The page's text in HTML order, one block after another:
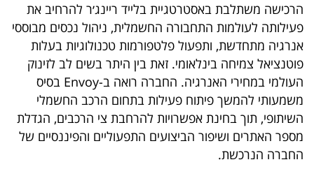
דרושים
ניוזלטרים
מייל
אדום
הרכישה משתלבת באסטרטגיית בלייד ריינג׳ר להרחיב את
פעילותה לעולמות התחבורה החשמלית, ניהול נכסים מבוססי
אנרגיה מתחדשת, ותפעול פלטפורמות טכנולוגיות בעלות
פוטנציאל צמיחה בינלאומי. זאת בין היתר בשים לב לזינוק
העולמי במחירי האנרגיה. החברה רואה ב-Envoy בסיס
משמעותי להמשך פיתוח פעילות בתחום הרכב החשמלי
השיתופי, תוך בחינת אפשרויות להרחבת צי הרכבים, הגדלת
מספר האתרים ושיפור הביצועים התפעוליים והפיננסיים של
החברה הנרכשת.